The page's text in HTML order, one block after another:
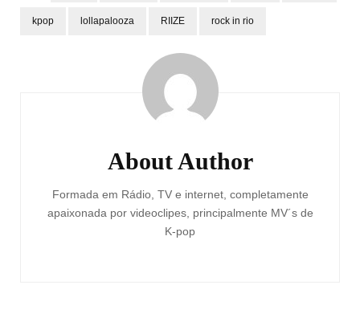
kpop lollapalooza RIIZE rock in rio
About Author
Formada em Rádio, TV e internet, completamente
apaixonada por videoclipes, principalmente MV´s de
K-pop